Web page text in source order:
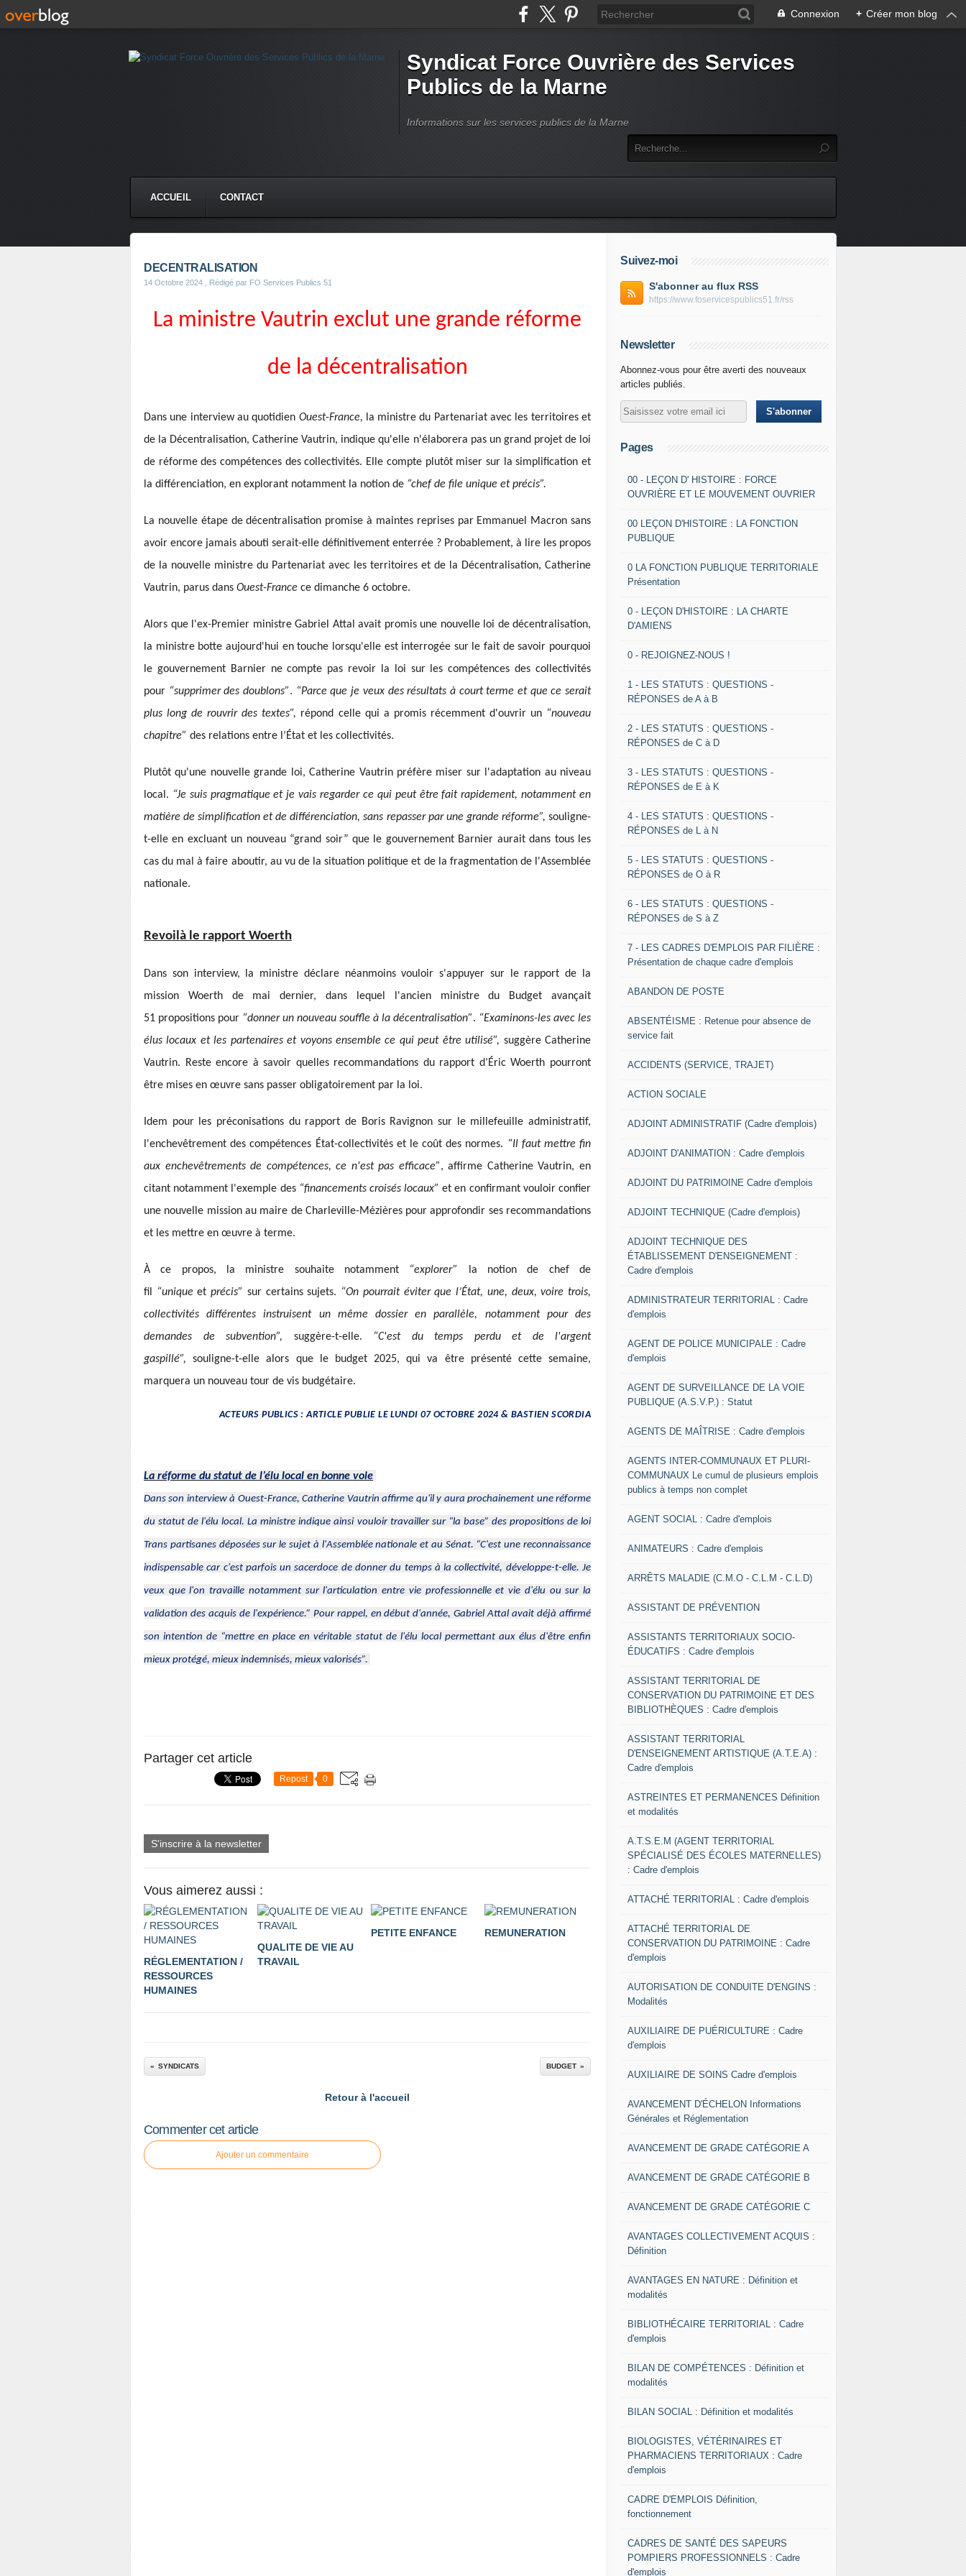
Connexion + Créer mon blog
Syndicat Force Ouvrière des Services
Publics de la Marne
Informations sur les services publics de la Marne
ACCUEIL CONTACT
DECENTRALISATION
14 Octobre 2024 , Rédigé par FO Services Publics 51
La ministre Vautrin exclut une grande réforme
de la décentralisation
Dans une interview au quotidien Ouest-France, la ministre du Partenariat avec les territoires et
de la Décentralisation, Catherine Vautrin, indique qu'elle n'élaborera pas un grand projet de loi
de réforme des compétences des collectivités. Elle compte plutôt miser sur la simplification et
la différenciation, en explorant notamment la notion de “chef de file unique et précis”.
La nouvelle étape de décentralisation promise à maintes reprises par Emmanuel Macron sans
avoir encore jamais abouti serait-elle définitivement enterrée ? Probablement, à lire les propos
de la nouvelle ministre du Partenariat avec les territoires et de la Décentralisation, Catherine
Vautrin, parus dans Ouest-France ce dimanche 6 octobre.
Alors que l'ex-Premier ministre Gabriel Attal avait promis une nouvelle loi de décentralisation,
la ministre botte aujourd'hui en touche lorsqu'elle est interrogée sur le fait de savoir pourquoi
le gouvernement Barnier ne compte pas revoir la loi sur les compétences des collectivités
pour “supprimer des doublons”. “Parce que je veux des résultats à court terme et que ce serait
plus long de rouvrir des textes”, répond celle qui a promis récemment d'ouvrir un “nouveau
chapitre” des relations entre l’État et les collectivités.
Plutôt qu'une nouvelle grande loi, Catherine Vautrin préfère miser sur l'adaptation au niveau
local. “Je suis pragmatique et je vais regarder ce qui peut être fait rapidement, notamment en
matière de simplification et de différenciation, sans repasser par une grande réforme”, souligne-
t-elle en excluant un nouveau “grand soir” que le gouvernement Barnier aurait dans tous les
cas du mal à faire aboutir, au vu de la situation politique et de la fragmentation de l'Assemblée
nationale.
Revoilà le rapport Woerth
Dans son interview, la ministre déclare néanmoins vouloir s'appuyer sur le rapport de la
mission Woerth de mai dernier, dans lequel l'ancien ministre du Budget avançait
51 propositions pour “donner un nouveau souffle à la décentralisation”. “Examinons-les avec les
élus locaux et les partenaires et voyons ensemble ce qui peut être utilisé”, suggère Catherine
Vautrin. Reste encore à savoir quelles recommandations du rapport d’Éric Woerth pourront
être mises en œuvre sans passer obligatoirement par la loi.
Idem pour les préconisations du rapport de Boris Ravignon sur le millefeuille administratif,
l'enchevêtrement des compétences État-collectivités et le coût des normes. “Il faut mettre fin
aux enchevêtrements de compétences, ce n'est pas efficace”, affirme Catherine Vautrin, en
citant notamment l'exemple des “financements croisés locaux”et en confirmant vouloir confier
une nouvelle mission au maire de Charleville-Mézières pour approfondir ses recommandations
et les mettre en œuvre à terme.
À ce propos, la ministre souhaite notamment “explorer”
la notion de chef de
fil
“uniqueetprécis” sur certains sujets. “On pourrait éviter que l’État, une, deux, voire trois,
collectivités différentes instruisent un même dossier en parallèle, notamment pour des
demandes de subvention”, suggère-t-elle.
“C'est du temps perdu et de l'argent
gaspillé”,souligne-t-elle alors que le budget 2025, qui va être présenté cette semaine,
marquera un nouveau tour de vis budgétaire.
ACTEURS PUBLICS : ARTICLE PUBLIE LE LUNDI 07 OCTOBRE 2024 & BASTIEN SCORDIA
La réforme du statut de l’élu local en bonne voie
Dans son interview à Ouest-France, Catherine Vautrin affirme qu'il y aura prochainement une réforme
du statut de l'élu local. La ministre indique ainsi vouloir travailler sur “la base” des propositions de loi
Trans partisanes déposées sur le sujet à l'Assemblée nationale et au Sénat. “C'est une reconnaissance
indispensable car c'est parfois un sacerdoce de donner du temps à la collectivité, développe-t-elle.Je
veux que l'on travaille notamment sur l'articulation entre vie professionnelle et vie d'élu ou sur la
validation des acquis de l'expérience.” Pour rappel, en début d'année, Gabriel Attal avait déjà affirmé
son intention de “mettre en place en véritable statut de l'élu local permettant aux élus d'être enfin
mieux protégé, mieux indemnisés, mieux valorisés”.
Partager cet article
Repost 0
S'inscrire à la newsletter
Vous aimerez aussi :
RÉGLEMENTATION /
RESSOURCES
HUMAINES
QUALITE DE VIE AU
TRAVAIL
PETITE ENFANCE REMUNERATION
SYNDICATS BUDGET
Retour à l'accueil
Commenter cet article
Ajouter un commentaire
Suivez-moi
S'abonner au flux RSS
https://www.foservicespublics51.fr/rss
Newsletter
Abonnez-vous pour être averti des nouveaux
articles publiés.
Pages
00 - LEÇON D' HISTOIRE : FORCE
OUVRIÈRE ET LE MOUVEMENT OUVRIER
00 LEÇON D'HISTOIRE : LA FONCTION
PUBLIQUE
0 LA FONCTION PUBLIQUE TERRITORIALE
Présentation
0 - LEÇON D'HISTOIRE : LA CHARTE
D'AMIENS
0 - REJOIGNEZ-NOUS !
1 - LES STATUTS : QUESTIONS -
RÉPONSES de A à B
2 - LES STATUTS : QUESTIONS -
RÉPONSES de C à D
3 - LES STATUTS : QUESTIONS -
RÉPONSES de E à K
4 - LES STATUTS : QUESTIONS -
RÉPONSES de L à N
5 - LES STATUTS : QUESTIONS -
RÉPONSES de O à R
6 - LES STATUTS : QUESTIONS -
RÉPONSES de S à Z
7 - LES CADRES D'EMPLOIS PAR FILIÈRE :
Présentation de chaque cadre d'emplois
ABANDON DE POSTE
ABSENTÉISME : Retenue pour absence de
service fait
ACCIDENTS (SERVICE, TRAJET)
ACTION SOCIALE
ADJOINT ADMINISTRATIF (Cadre d'emplois)
ADJOINT D'ANIMATION : Cadre d'emplois
ADJOINT DU PATRIMOINE Cadre d'emplois
ADJOINT TECHNIQUE (Cadre d'emplois)
ADJOINT TECHNIQUE DES
ÉTABLISSEMENT D'ENSEIGNEMENT :
Cadre d'emplois
ADMINISTRATEUR TERRITORIAL : Cadre
d'emplois
AGENT DE POLICE MUNICIPALE : Cadre
d'emplois
AGENT DE SURVEILLANCE DE LA VOIE
PUBLIQUE (A.S.V.P.) : Statut
AGENTS DE MAÎTRISE : Cadre d'emplois
AGENTS INTER-COMMUNAUX ET PLURI-
COMMUNAUX Le cumul de plusieurs emplois
publics à temps non complet
AGENT SOCIAL : Cadre d'emplois
ANIMATEURS : Cadre d'emplois
ARRÊTS MALADIE (C.M.O - C.L.M - C.L.D)
ASSISTANT DE PRÉVENTION
ASSISTANTS TERRITORIAUX SOCIO-
ÉDUCATIFS : Cadre d'emplois
ASSISTANT TERRITORIAL DE
CONSERVATION DU PATRIMOINE ET DES
BIBLIOTHÈQUES : Cadre d'emplois
ASSISTANT TERRITORIAL
D'ENSEIGNEMENT ARTISTIQUE (A.T.E.A) :
Cadre d'emplois
ASTREINTES ET PERMANENCES Définition
et modalités
A.T.S.E.M (AGENT TERRITORIAL
SPÉCIALISÉ DES ÉCOLES MATERNELLES)
: Cadre d'emplois
ATTACHÉ TERRITORIAL : Cadre d'emplois
ATTACHÉ TERRITORIAL DE
CONSERVATION DU PATRIMOINE : Cadre
d'emplois
AUTORISATION DE CONDUITE D'ENGINS :
Modalités
AUXILIAIRE DE PUÉRICULTURE : Cadre
d'emplois
AUXILIAIRE DE SOINS Cadre d'emplois
AVANCEMENT D'ÉCHELON Informations
Générales et Réglementation
AVANCEMENT DE GRADE CATÉGORIE A
AVANCEMENT DE GRADE CATÉGORIE B
AVANCEMENT DE GRADE CATÉGORIE C
AVANTAGES COLLECTIVEMENT ACQUIS :
Définition
AVANTAGES EN NATURE : Définition et
modalités
BIBLIOTHÉCAIRE TERRITORIAL : Cadre
d'emplois
BILAN DE COMPÉTENCES : Définition et
modalités
BILAN SOCIAL : Définition et modalités
BIOLOGISTES, VÉTÉRINAIRES ET
PHARMACIENS TERRITORIAUX : Cadre
d'emplois
CADRE D'EMPLOIS Définition,
fonctionnement
CADRES DE SANTÉ DES SAPEURS
POMPIERS PROFESSIONNELS : Cadre
d'emplois